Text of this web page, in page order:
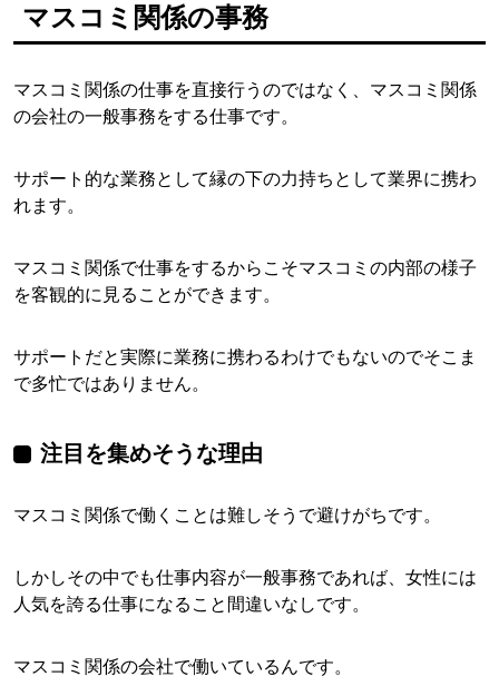
マスコミ関係の事務
マスコミ関係の仕事を直接行うのではなく、マスコミ関係
の会社の一般事務をする仕事です。
サポート的な業務として縁の下の力持ちとして業界に携わ
れます。
マスコミ関係で仕事をするからこそマスコミの内部の様子
を客観的に見ることができます。
サポートだと実際に業務に携わるわけでもないのでそこま
で多忙ではありません。
注目を集めそうな理由
マスコミ関係で働くことは難しそうで避けがちです。
しかしその中でも仕事内容が一般事務であれば、女性には
人気を誇る仕事になること間違いなしです。
マスコミ関係の会社で働いているんです。